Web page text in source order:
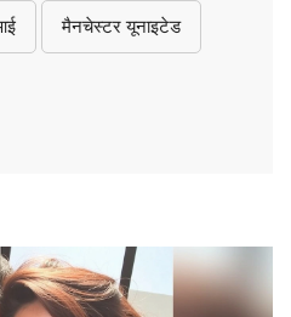
मैनचेस्टर यूनाइटेड